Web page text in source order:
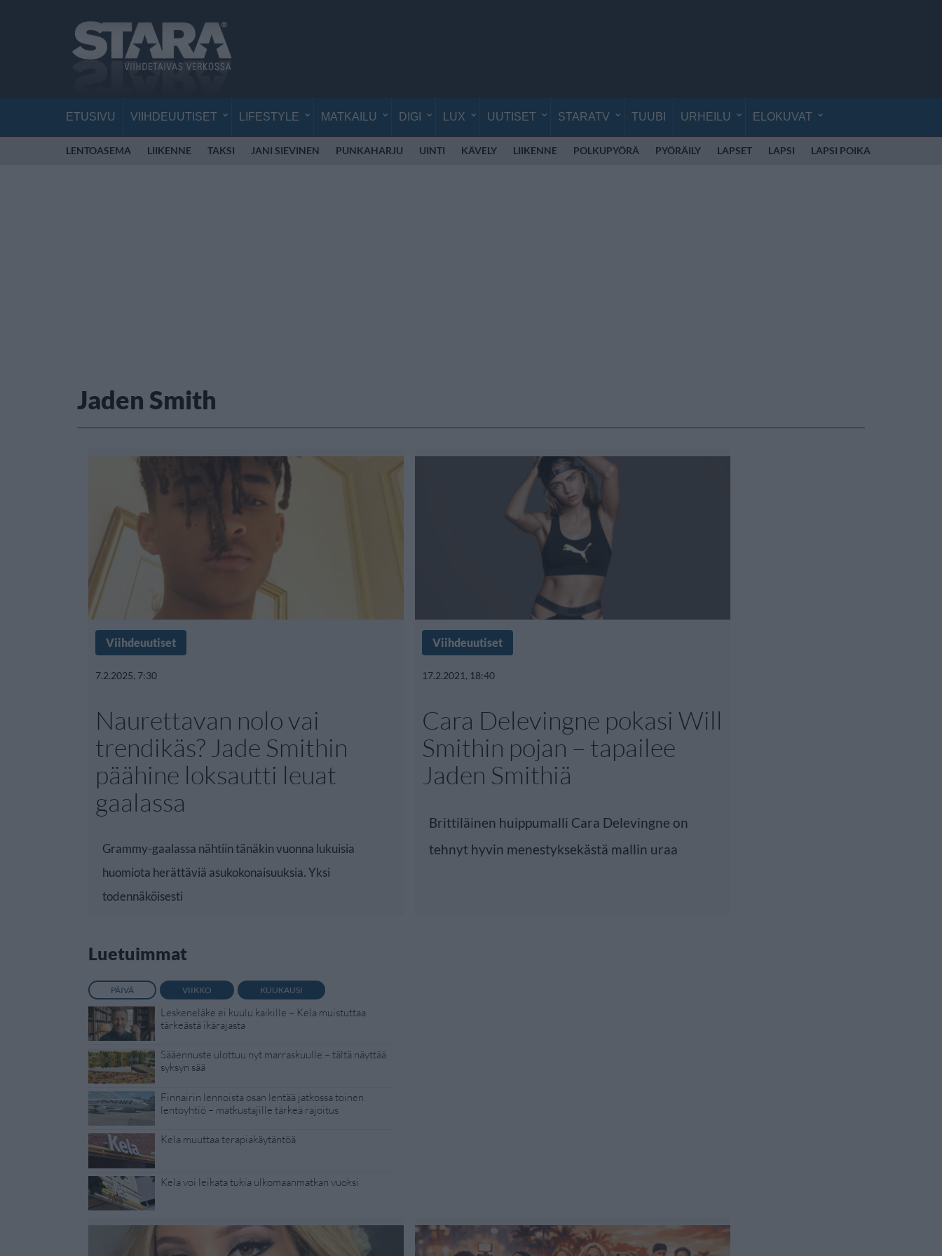
ETUSIVU VIIHDEUUTISET LIFESTYLE MATKAILU DIGI LUX UUTISET STARATV TUUBI URHEILU ELOKUVAT
LENTOASEMA LIIKENNE TAKSI JANI SIEVINEN PUNKAHARJU UINTI KÄVELY LIIKENNE POLKUPYÖRÄ PYÖRÄILY LAPSET LAPSI LAPSI POIKA
Jaden Smith
Viihdeuutiset
7.2.2025, 7:30
Naurettavan nolo vai
trendikäs? Jade Smithin
päähine loksautti leuat
gaalassa
Grammy-gaalassa nähtiin tänäkin vuonna lukuisia
huomiota herättäviä asukokonaisuuksia. Yksi
todennäköisesti
Viihdeuutiset
17.2.2021, 18:40
Cara Delevingne pokasi Will
Smithin pojan – tapailee
Jaden Smithiä
Brittiläinen huippumalli Cara Delevingne on
tehnyt hyvin menestyksekästä mallin uraa
Luetuimmat
PÄIVÄ VIIKKO KUUKAUSI
Leskeneläke ei kuulu kaikille – Kela muistuttaa
tärkeästä ikärajasta
Sääennuste ulottuu nyt marraskuulle – tältä näyttää
syksyn sää
Finnairin lennoista osan lentää jatkossa toinen
lentoyhtiö – matkustajille tärkeä rajoitus
Kela muuttaa terapiakäytäntöä
Kela voi leikata tukia ulkomaanmatkan vuoksi